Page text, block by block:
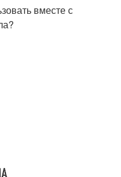
вместе с